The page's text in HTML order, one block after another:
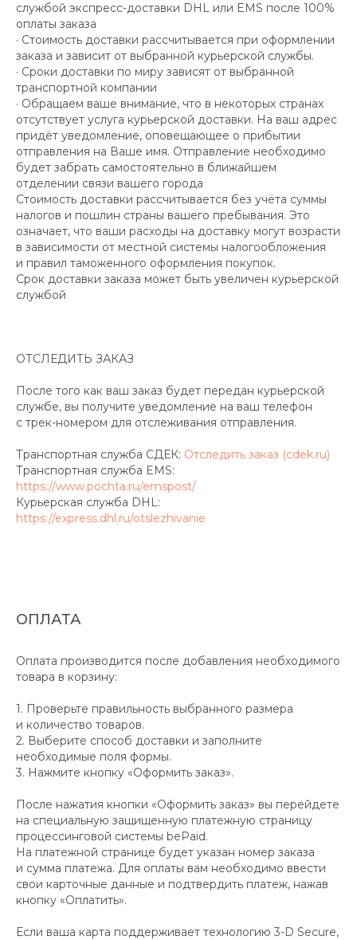
службой экспресс-доставки DHL или EMS после 100%
оплаты заказа
· Стоимость доставки рассчитывается при оформлении
заказа и зависит от выбранной курьерской службы.
· Сроки доставки по миру зависят от выбранной
транспортной компании
· Обращаем ваше внимание, что в некоторых странах
отсутствует услуга курьерской доставки. На ваш адрес
придёт уведомление, оповещающее о прибытии
отправления на Ваше имя. Отправление необходимо
будет забрать самостоятельно в ближайшем
отделении связи вашего города
Стоимость доставки рассчитывается без учёта суммы
налогов и пошлин страны вашего пребывания. Это
означает, что ваши расходы на доставку могут возрасти
в зависимости от местной системы налогообложения
и правил таможенного оформления покупок.
Срок доставки заказа может быть увеличен курьерской
службой
ОТСЛЕДИТЬ ЗАКАЗ
После того как ваш заказ будет передан курьерской
службе, вы получите уведомление на ваш телефон
с трек-номером для отслеживания отправления.
Транспортная служба СДЕК: Отследить заказ (cdek.ru)
Транспортная служба EMS:
https://www.pochta.ru/emspost/
Курьерская служба DHL:
https://express.dhl.ru/otslezhivanie
ОПЛАТА
Оплата производится после добавления необходимого
товара в корзину:
1. Проверьте правильность выбранного размера
и количество товаров.
2. Выберите способ доставки и заполните
необходимые поля формы.
3. Нажмите кнопку «Оформить заказ».
После нажатия кнопки «Оформить заказ» вы перейдете
на специальную защищенную платежную страницу
процессинговой системы bePaid.
На платежной странице будет указан номер заказа
и сумма платежа. Для оплаты вам необходимо ввести
свои карточные данные и подтвердить платеж, нажав
кнопку «Оплатить».
Если ваша карта поддерживает технологию 3-D Secure,